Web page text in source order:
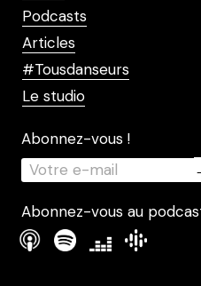
Podcasts
Articles
#Tousdanseurs
Le studio
Abonnez-vous !
Abonnez-vous au